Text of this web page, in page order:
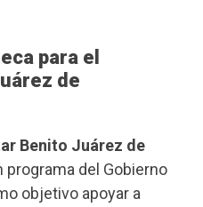
para el
de
Benito Juárez de
programa del Gobierno
objetivo apoyar a